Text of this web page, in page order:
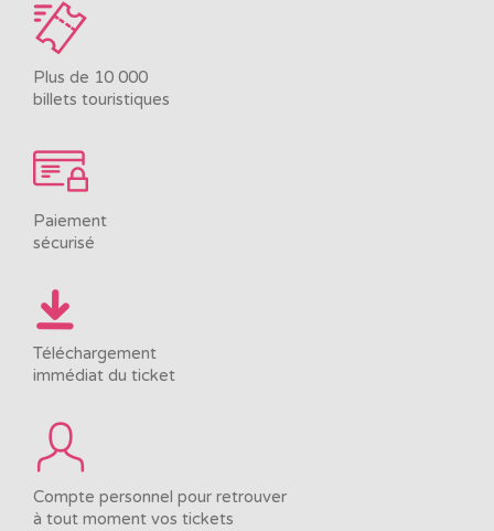
Plus de 10 000
billets touristiques
Paiement
sécurisé
Téléchargement
immédiat du ticket
Compte personnel pour retrouver
à tout moment vos tickets